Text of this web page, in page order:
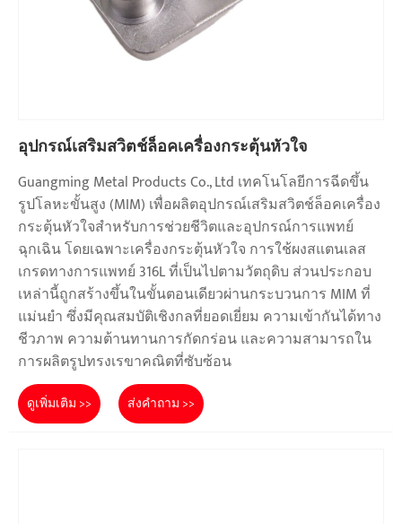
อุปกรณ์เสริมสวิตช์ล็อคเครื่องกระตุ้นหัวใจ
Guangming Metal Products Co., Ltd เทคโนโลยีการฉีดขึ้น
รูปโลหะขั้นสูง (MIM) เพื่อผลิตอุปกรณ์เสริมสวิตช์ล็อคเครื่อง
กระตุ้นหัวใจสำหรับการช่วยชีวิตและอุปกรณ์การแพทย์
ฉุกเฉิน โดยเฉพาะเครื่องกระตุ้นหัวใจ การใช้ผงสแตนเลส
เกรดทางการแพทย์ 316L ที่เป็นไปตามวัตถุดิบ ส่วนประกอบ
เหล่านี้ถูกสร้างขึ้นในขั้นตอนเดียวผ่านกระบวนการ MIM ที่
แม่นยำ ซึ่งมีคุณสมบัติเชิงกลที่ยอดเยี่ยม ความเข้ากันได้ทาง
ชีวภาพ ความต้านทานการกัดกร่อน และความสามารถใน
การผลิตรูปทรงเรขาคณิตที่ซับซ้อน
ดูเพิ่มเติม >> ส่งคำถาม >>